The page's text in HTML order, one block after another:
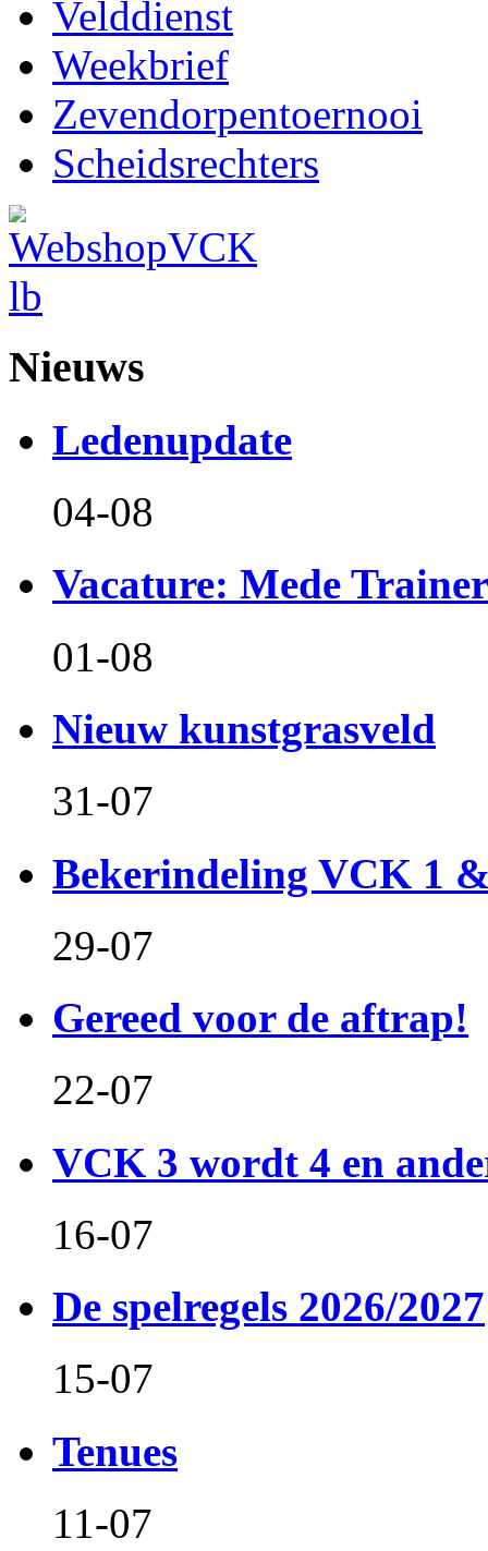
Velddienst
Weekbrief
Zevendorpentoernooi
Scheidsrechters
Nieuws
Ledenupdate
04-08
Vacature: Mede
01-08
Nieuw kunstgrasveld
31-07
Bekerindeling VCK 1
29-07
Gereed voor de aftrap!
22-07
VCK 3 wordt 4 en
16-07
De spelregels 2026/2027
15-07
Tenues
11-07